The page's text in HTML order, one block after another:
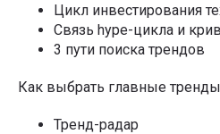
Цикл инвестирования
Связь hype-цикла и
3 пути поиска трендов
Как выбрать главные
Тренд-радар